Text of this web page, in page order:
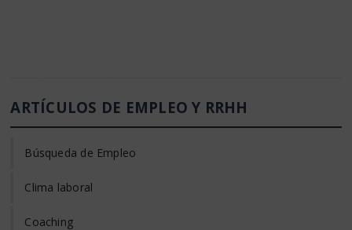
ARTÍCULOS DE EMPLEO Y RRHH
Búsqueda de Empleo
Clima laboral
Coaching